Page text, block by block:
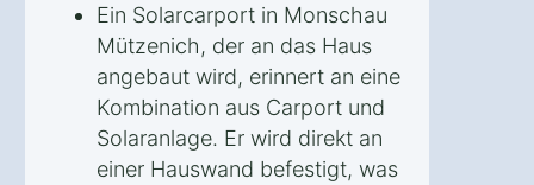
Ein Solarcarport in Monschau
Mützenich, der an das Haus
angebaut wird, erinnert an eine
Kombination aus Carport und
Solaranlage. Er wird direkt an
einer Hauswand befestigt, was